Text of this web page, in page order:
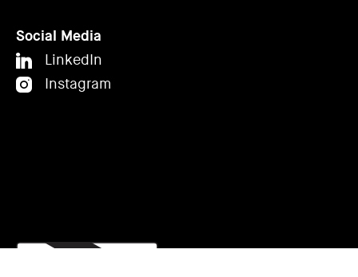
Social Media
LinkedIn
Instagram